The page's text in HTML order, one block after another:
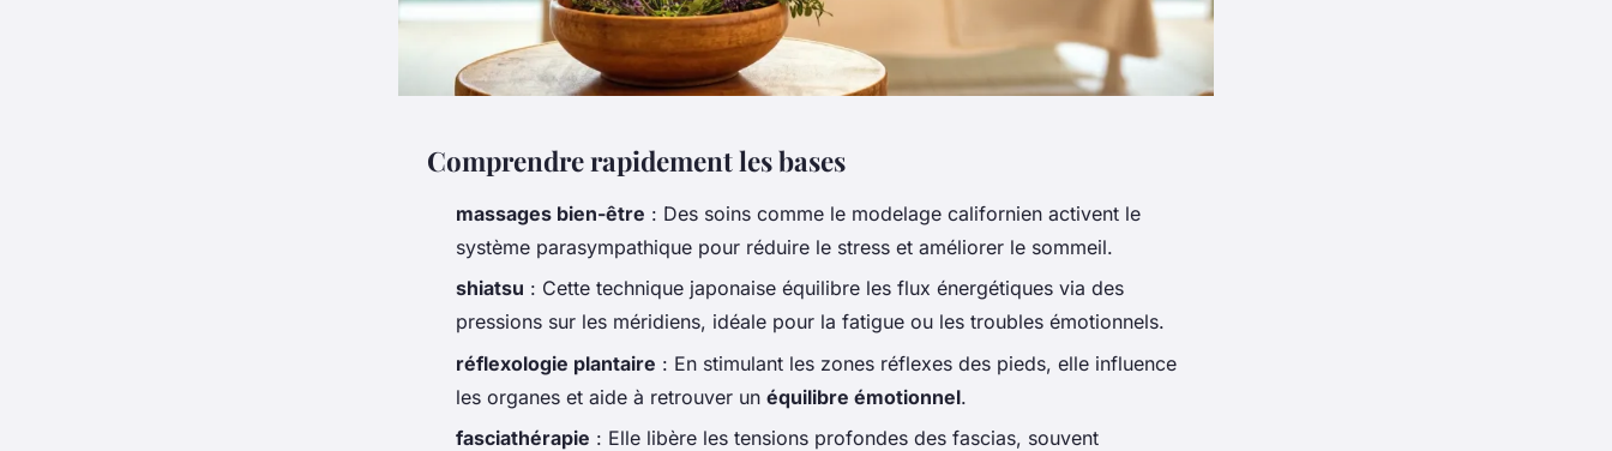
Comprendre rapidement les bases
massages bien-être : Des soins comme le modelage californien activent le
système parasympathique pour réduire le stress et améliorer le sommeil.
shiatsu : Cette technique japonaise équilibre les flux énergétiques via des
pressions sur les méridiens, idéale pour la fatigue ou les troubles émotionnels.
réflexologie plantaire : En stimulant les zones réflexes des pieds, elle influence
les organes et aide à retrouver un équilibre émotionnel.
fasciathérapie : Elle libère les tensions profondes des fascias, souvent